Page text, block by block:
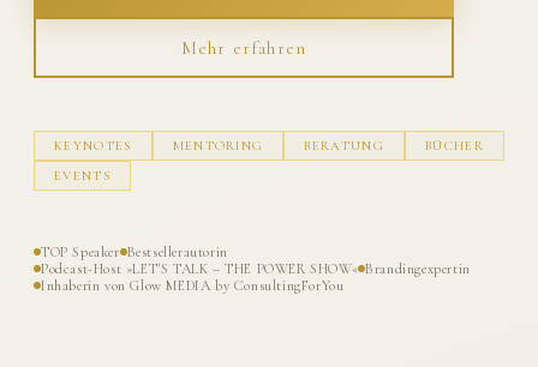
Mehr erfahren
KEYNOTES MENTORING BERATUNG
BÜCHER
EVENTS
TOP Speaker Bestsellerautorin
Podcast-Host »LET'S TALK – THE POWER SHOW« Brandingexpertin
Inhaberin von Glow MEDIA by ConsultingForYou